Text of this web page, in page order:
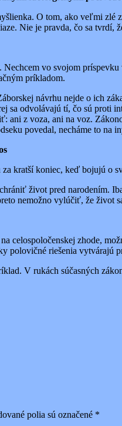
O tom, ako veľmi zlé
Nie je pravda, čo sa tvrdí,
vo svojom
príkladom.
návrhu nejde o ich
sa odvolávajú tí, čo sú proti
ani z voza, ani na voz.
povedal, necháme to
kratší koniec, keď bojujú o
život pred narodením.
nemožno vylúčiť, že život
celospoločenskej zhode,
polovičné riešenia vytvárajú
V rukách súčasných
polia sú označené *